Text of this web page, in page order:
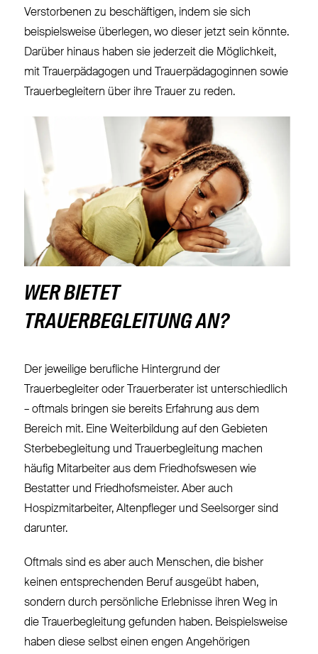
Verstorbenen zu beschäftigen, indem sie sich
beispielsweise überlegen, wo dieser jetzt sein könnte.
Darüber hinaus haben sie jederzeit die Möglichkeit,
mit Trauerpädagogen und Trauerpädagoginnen sowie
Trauerbegleitern über ihre Trauer zu reden.
WER BIETET
TRAUERBEGLEITUNG AN?
Der jeweilige berufliche Hintergrund der
Trauerbegleiter oder Trauerberater ist unterschiedlich
– oftmals bringen sie bereits Erfahrung aus dem
Bereich mit. Eine Weiterbildung auf den Gebieten
Sterbebegleitung und Trauerbegleitung machen
häufig Mitarbeiter aus dem Friedhofswesen wie
Bestatter und Friedhofsmeister. Aber auch
Hospizmitarbeiter, Altenpfleger und Seelsorger sind
darunter.
Oftmals sind es aber auch Menschen, die bisher
keinen entsprechenden Beruf ausgeübt haben,
sondern durch persönliche Erlebnisse ihren Weg in
die Trauerbegleitung gefunden haben. Beispielsweise
haben diese selbst einen engen Angehörigen